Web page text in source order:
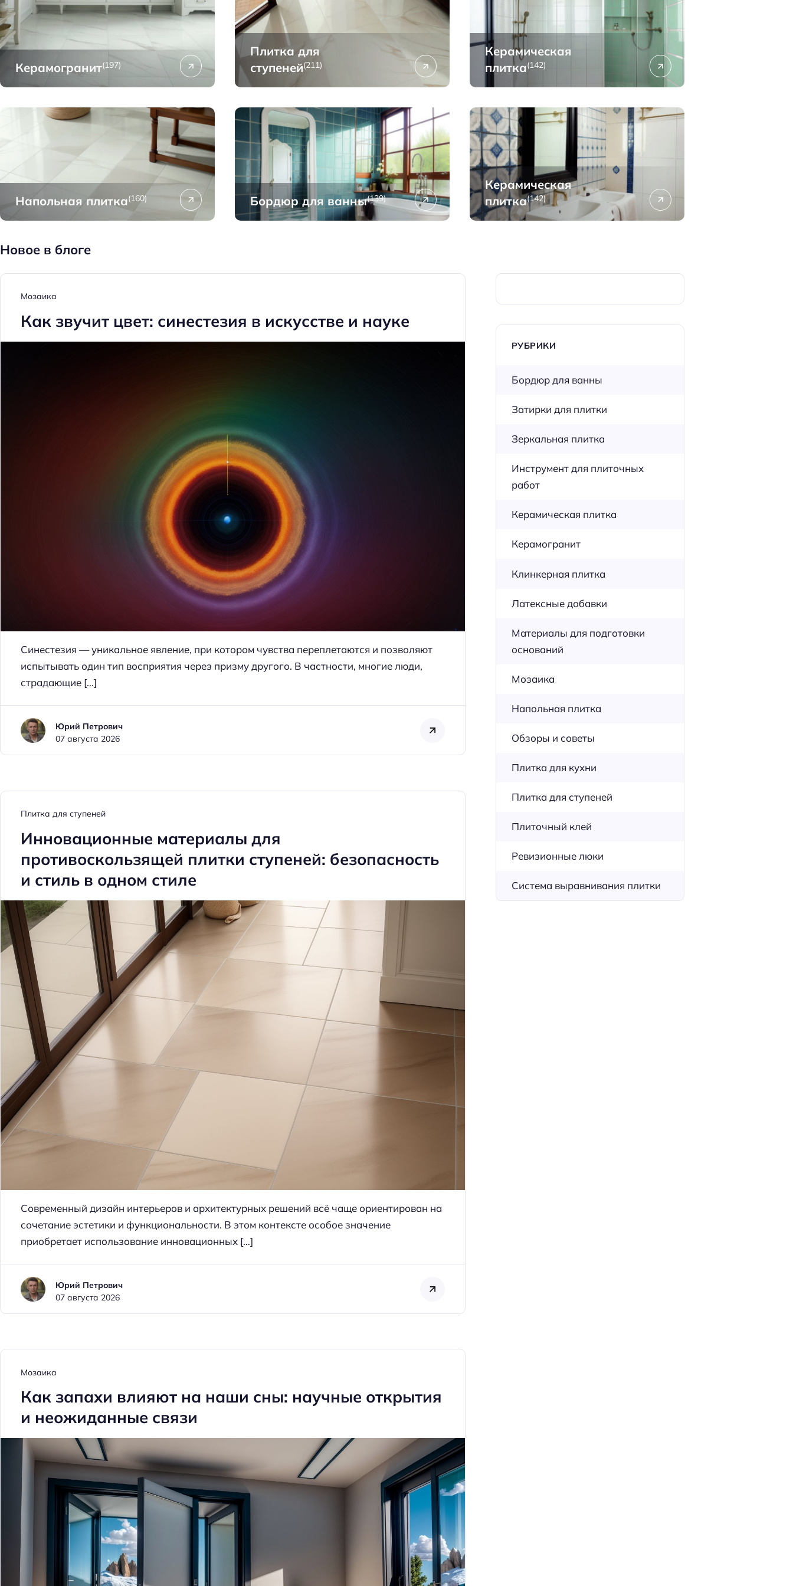
Керамогранит(197)
Плитка для
ступеней(211)
Керамическая
плитка(142)
Напольная плитка(160) Бордюр для ванны(139)
Керамическая
плитка(142)
Новое в блоге
Мозаика
Как звучит цвет: синестезия в искусстве и науке
Синестезия — уникальное явление, при котором чувства переплетаются и позволяют
испытывать один тип восприятия через призму другого. В частности, многие люди,
страдающие […]
Юрий Петрович
07 августа 2026
Плитка для ступеней
Инновационные материалы для
противоскользящей плитки ступеней: безопасность
и стиль в одном стиле
Современный дизайн интерьеров и архитектурных решений всё чаще ориентирован на
сочетание эстетики и функциональности. В этом контексте особое значение
приобретает использование инновационных […]
Юрий Петрович
07 августа 2026
Мозаика
Как запахи влияют на наши сны: научные открытия
и неожиданные связи
РУБРИКИ
Бордюр для ванны
Затирки для плитки
Зеркальная плитка
Инструмент для плиточных
работ
Керамическая плитка
Керамогранит
Клинкерная плитка
Латексные добавки
Материалы для подготовки
оснований
Мозаика
Напольная плитка
Обзоры и советы
Плитка для кухни
Плитка для ступеней
Плиточный клей
Ревизионные люки
Система выравнивания плитки
: